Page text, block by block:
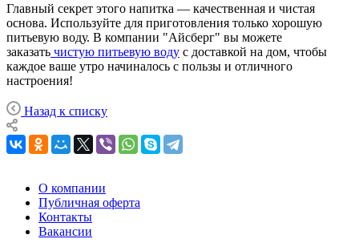
Главный секрет этого напитка — качественная и чистая
основа. Используйте для приготовления только хорошую
питьевую воду. В компании "Айсберг" вы можете
заказать чистую питьевую воду с доставкой на дом, чтобы
каждое ваше утро начиналось с пользы и отличного
настроения!
Назад к списку
О компании
Публичная оферта
Контакты
Вакансии